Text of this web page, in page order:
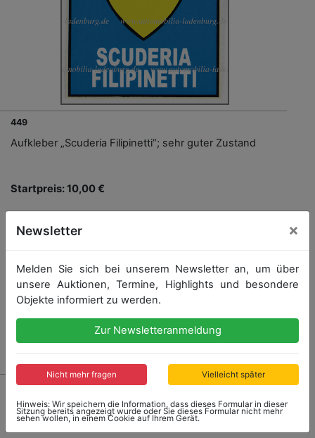
449
Aufkleber „Scuderia Filipinetti“; sehr guter Zustand
Startpreis: 10,00 €
Startpreis
Endet: 19.07.2020 15:14:40
Ergebnis: 20,00 €
Newsletter ×
Melden Sie sich bei unserem Newsletter an, um über
unsere Auktionen, Termine, Highlights und besondere
Objekte informiert zu werden.
Zur Newsletteranmeldung
Nicht mehr fragen Vielleicht später
Hinweis: Wir speichern die Information, dass dieses Formular in dieser
Sitzung bereits angezeigt wurde oder Sie dieses Formular nicht mehr
sehen wollen, in einem Cookie auf Ihrem Gerät.